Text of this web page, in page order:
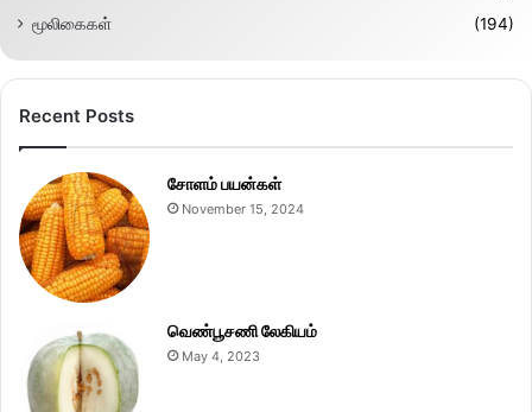
மூலிகைகள் (194)
Recent Posts
சோளம் பயன்கள்
November 15, 2024
வெண்பூசணி லேகியம்
May 4, 2023